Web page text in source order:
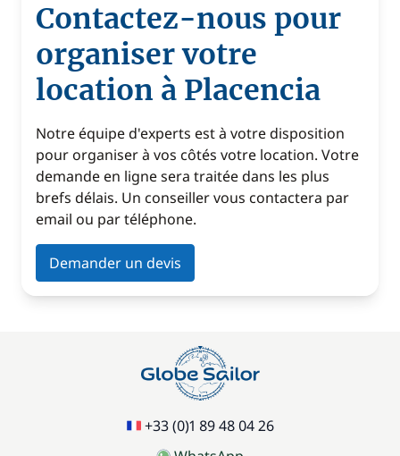
Contactez-nous pour
organiser votre
location à Placencia
Notre équipe d'experts est à votre disposition
pour organiser à vos côtés votre location. Votre
demande en ligne sera traitée dans les plus
brefs délais. Un conseiller vous contactera par
email ou par téléphone.
Demander un devis
+33 (0)1 89 48 04 26